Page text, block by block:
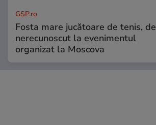
GSP.ro
Fosta mare jucătoare de tenis, de
nerecunoscut la evenimentul
organizat la Moscova